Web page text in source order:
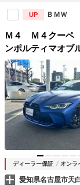
UP ＢＭＷ
Ｍ４ Ｍ４クーペ
ンポルティマオ
ルーズコントロー
ｎｋａｒｄｏｎス
ディーラー保証 オンラ
愛知県名古屋市天